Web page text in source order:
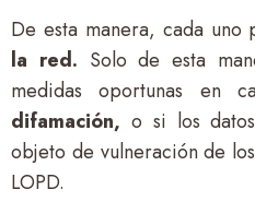
De esta manera, cada uno
la red. Solo de esta
medidas oportunas en
difamación, o si los
objeto de vulneración de
LOPD.